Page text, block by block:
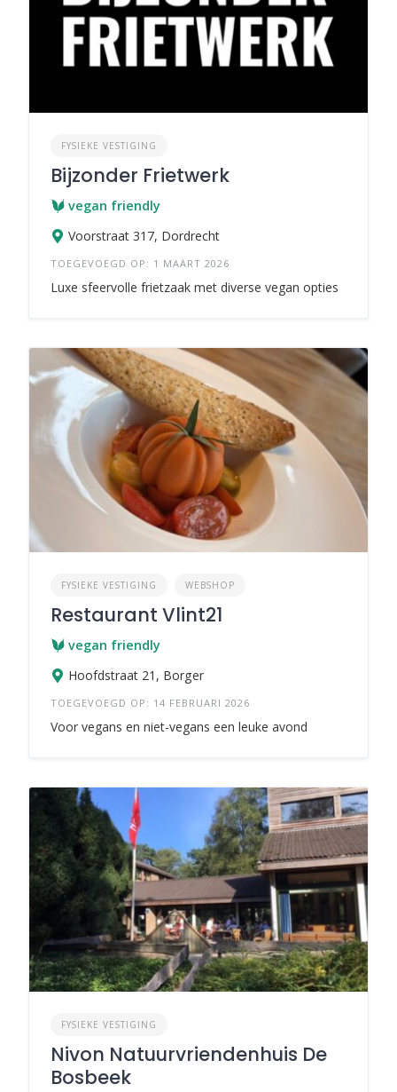
FYSIEKE VESTIGING
Bijzonder Frietwerk
vegan friendly
Voorstraat 317, Dordrecht
TOEGEVOEGD OP: 1 MAART 2026
Luxe sfeervolle frietzaak met diverse vegan opties
FYSIEKE VESTIGING WEBSHOP
Restaurant Vlint21
vegan friendly
Hoofdstraat 21, Borger
TOEGEVOEGD OP: 14 FEBRUARI 2026
Voor vegans en niet-vegans een leuke avond
FYSIEKE VESTIGING
Nivon Natuurvriendenhuis De
Bosbeek